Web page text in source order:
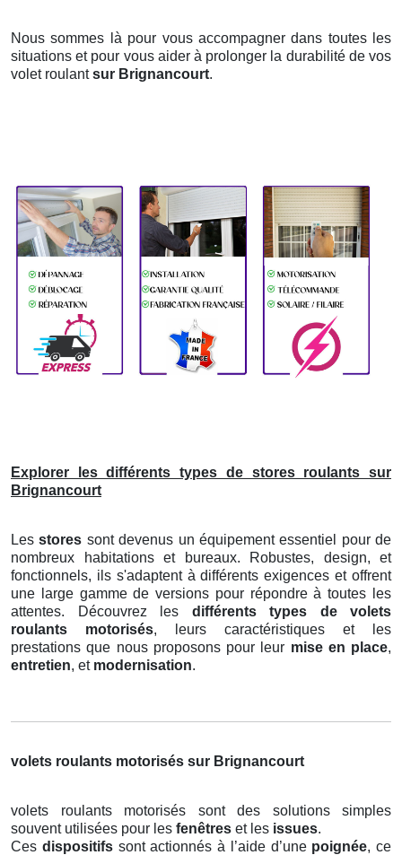
Nous sommes là pour vous accompagner dans toutes les
situations et pour vous aider à prolonger la durabilité de vos
volet roulantsur Brignancourt.
Explorer les différents types de stores roulants sur
Brignancourt
Lesstores sont devenus un équipement essentiel pour de
nombreux habitations et bureaux. Robustes, design, et
fonctionnels, ils s'adaptent à différents exigences et offrent
une large gamme de versions pour répondre à toutes les
attentes. Découvrez les différents types de volets
roulants motorisés, leurs caractéristiques et les
prestations que nous proposons pour leur mise en place,
entretien, et modernisation.
volets roulants motorisés sur Brignancourt
volets roulants motorisés sont des solutions simples
souvent utilisées pour les fenêtres et les issues.
Ces dispositifssont actionnés à l’aide d’une poignée, ce